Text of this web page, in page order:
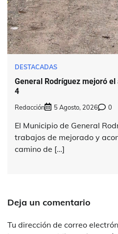
DESTACADAS
General Rodríguez mejoró el
4
Redacción 5 Agosto, 2026 0
El Municipio de General
trabajos de mejorado y
camino de […]
Deja un comentario
Tu dirección de correo